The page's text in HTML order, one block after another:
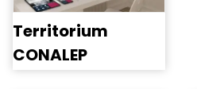
Territorium
CONALEP